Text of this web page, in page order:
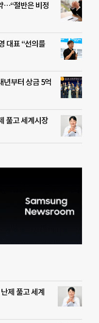
…“절반은 비정
대표 “선의를
년부터 상금 5억
풀고 세계시장
제 풀고 세계